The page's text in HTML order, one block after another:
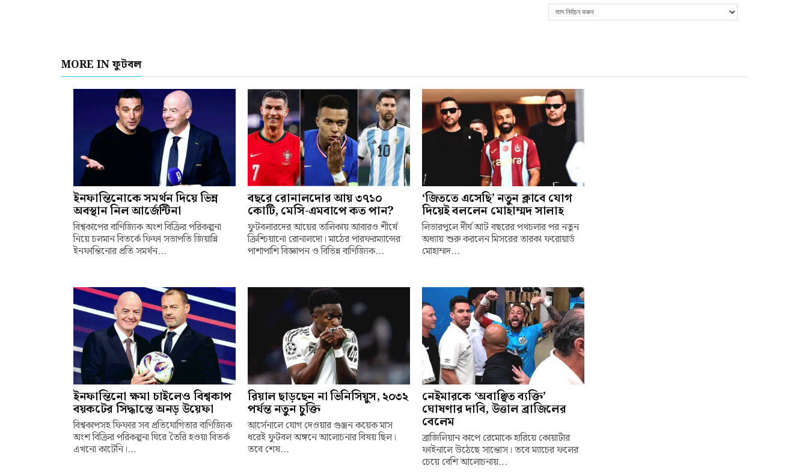
MORE IN ফুটবল
ইনফান্তিনোকে সমর্থন দিয়ে ভিন্ন
অবস্থান নিল আর্জেন্টিনা
বিশ্বকাপের বাণিজ্যিক অংশ বিক্রির পরিকল্পনা
নিয়ে চলমান বিতর্কে ফিফা সভাপতি জিয়ান্নি
ইনফান্তিনোর প্রতি সমর্থন...
বছরে রোনালদোর আয় ৩৭১০
কোটি, মেসি-এমবাপে কত পান?
ফুটবলারদের আয়ের তালিকায় আবারও শীর্ষে
ক্রিশ্চিয়ানো রোনালদো। মাঠের পারফরম্যান্সের
পাশাপাশি বিজ্ঞাপন ও বিভিন্ন বাণিজ্যিক...
‘জিততে এসেছি’ নতুন ক্লাবে যোগ
দিয়েই বললেন মোহাম্মদ সালাহ
লিভারপুলে দীর্ঘ আট বছরের পথচলার পর নতুন
অধ্যায় শুরু করলেন মিসরের তারকা ফরোয়ার্ড
মোহাম্মদ...
ইনফান্তিনো ক্ষমা চাইলেও বিশ্বকাপ
বয়কটের সিদ্ধান্তে অনড় উয়েফা
বিশ্বকাপসহ ফিফার সব প্রতিযোগিতার বাণিজ্যিক
অংশ বিক্রির পরিকল্পনা ঘিরে তৈরি হওয়া বিতর্ক
এখনো কাটেনি।...
রিয়াল ছাড়ছেন না ভিনিসিয়ুস, ২০৩২
পর্যন্ত নতুন চুক্তি
আর্সেনালে যোগ দেওয়ার গুঞ্জন কয়েক মাস
ধরেই ফুটবল অঙ্গনে আলোচনার বিষয় ছিল।
তবে শেষ...
নেইমারকে ‘অবাঞ্ছিত ব্যক্তি’
ঘোষণার দাবি, উত্তাল ব্রাজিলের
বেলেম
ব্রাজিলিয়ান কাপে রেমোকে হারিয়ে কোয়ার্টার
ফাইনালে উঠেছে সান্তোস। তবে ম্যাচের ফলের
চেয়ে বেশি আলোচনায়...